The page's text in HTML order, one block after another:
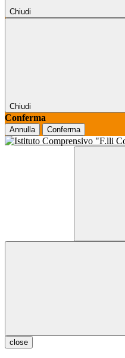
Chiudi
Chiudi
Conferma
Annulla Conferma
close